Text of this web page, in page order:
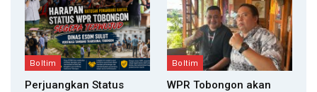
Boltim
Perjuangkan Status
Boltim
WPR Tobongon akan